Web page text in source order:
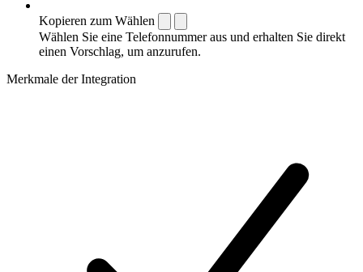
Kopieren zum Wählen
Wählen Sie eine Telefonnummer aus und erhalten Sie direkt
einen Vorschlag, um anzurufen.
Merkmale der Integration